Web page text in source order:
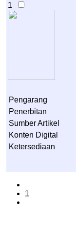
1
Pengarang
Penerbitan
Sumber Artikel
Konten Digital
Ketersediaan
1